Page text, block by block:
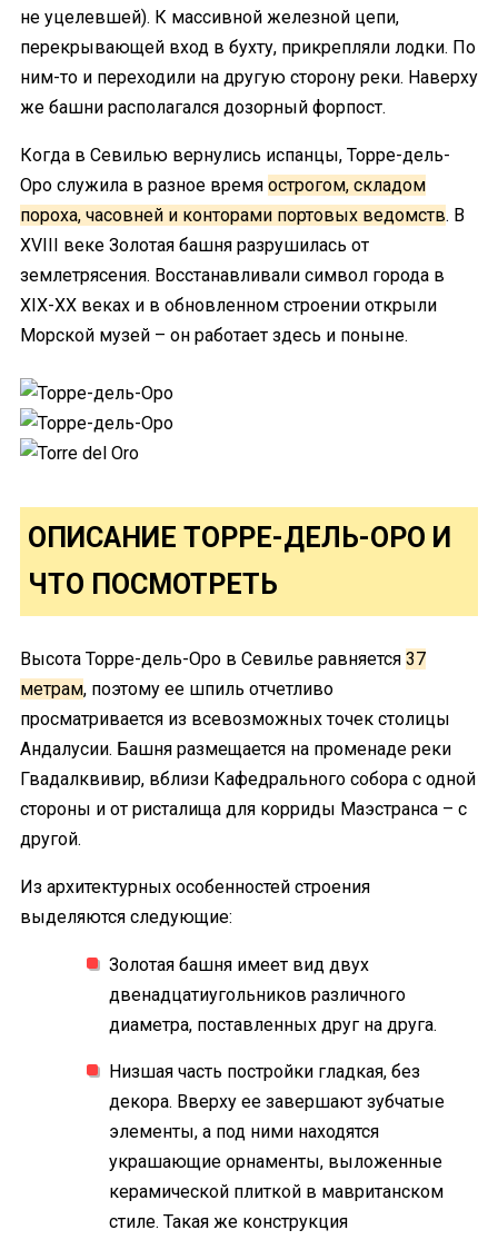
не уцелевшей). К массивной железной цепи,
перекрывающей вход в бухту, прикрепляли лодки. По
ним-то и переходили на другую сторону реки. Наверху
же башни располагался дозорный форпост.
Когда в Севилью вернулись испанцы, Торре-дель-
Оро служила в разное время острогом, складом
пороха, часовней и конторами портовых ведомств. В
XVIII веке Золотая башня разрушилась от
землетрясения. Восстанавливали символ города в
XIX-XX веках и в обновленном строении открыли
Морской музей – он работает здесь и поныне.
ОПИСАНИЕ ТОРРЕ-ДЕЛЬ-ОРО И
ЧТО ПОСМОТРЕТЬ
Высота Торре-дель-Оро в Севилье равняется 37
метрам, поэтому ее шпиль отчетливо
просматривается из всевозможных точек столицы
Андалусии. Башня размещается на променаде реки
Гвадалквивир, вблизи Кафедрального собора с одной
стороны и от ристалища для корриды Маэстранса – с
другой.
Из архитектурных особенностей строения
выделяются следующие:
Золотая башня имеет вид двух
двенадцатиугольников различного
диаметра, поставленных друг на друга.
Низшая часть постройки гладкая, без
декора. Вверху ее завершают зубчатые
элементы, а под ними находятся
украшающие орнаменты, выложенные
керамической плиткой в мавританском
стиле. Такая же конструкция